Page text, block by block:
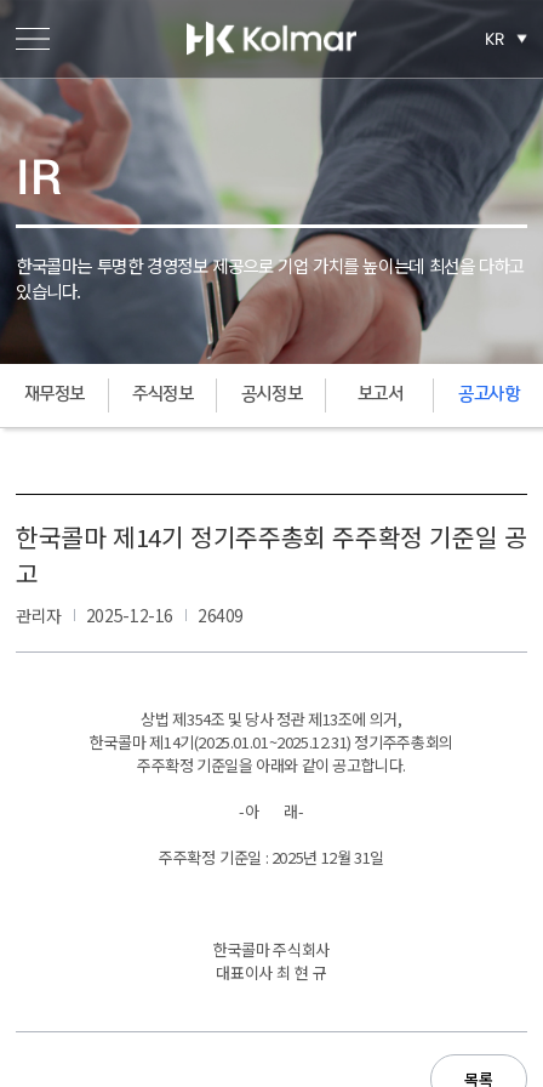
KR
IR
한국콜마는 투명한 경영정보 제공으로 기업 가치를 높이는데 최선을 다하고
있습니다.
재무정보 주식정보 공시정보 보고서 공고사항
한국콜마 제14기 정기주주총회 주주확정 기준일 공
고
관리자 2025-12-16 26409
상법 제354조 및 당사정관제13조에 의거,
한국콜마제14기(2025.01.01~2025.12.31) 정기주주총회의
주주확정 기준일을 아래와 같이 공고합니다.
-아 래-
주주확정 기준일 : 2025년 12월31일
한국콜마주식회사
대표이사 최 현 규
목록